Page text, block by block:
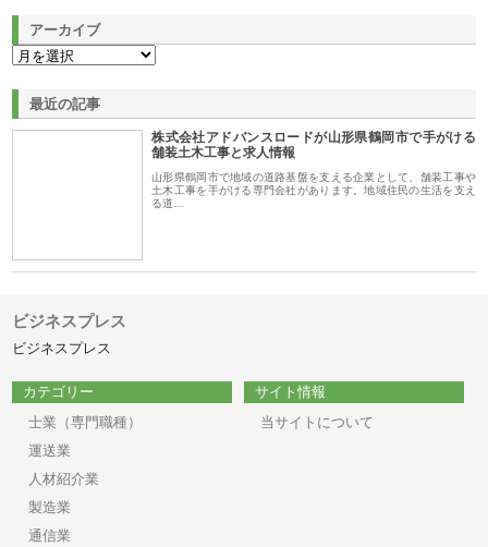
アーカイブ
最近の記事
株式会社アドバンスロードが山形県鶴岡市で手がける
舗装土木工事と求人情報
山形県鶴岡市で地域の道路基盤を支える企業として、舗装工事や
土木工事を手がける専門会社があります。地域住民の生活を支え
る道…
ビジネスプレス
ビジネスプレス
カテゴリー
士業（専門職種）
運送業
人材紹介業
製造業
通信業
サイト情報
当サイトについて